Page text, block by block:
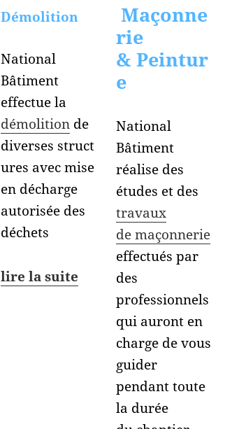
Démolition
National
Bâtiment
effectue la
démolition de
diverses struct
ures avec mise
en décharge
autorisée des
déchets
lire la suite
Maçonne
rie
& Peintur
e
National
Bâtiment
réalise des
études et des
travaux
de maçonnerie
effectués par
des
professionnels
qui auront en
charge de vous
guider
pendant toute
la durée